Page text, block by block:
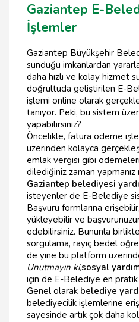
Gaziantep E-
İşlemler
Gaziantep Büyükşehir
sunduğu imkanlardan
daha hızlı ve kolay hizmet
doğrultuda geliştirilen E-
işlemi online olarak
tanıyor. Peki, bu sistem
yapabilirsiniz?
Öncelikle, fatura ödeme
üzerinden kolayca
emlak vergisi gibi
dilediğiniz zaman yapmanız
Gaziantep belediyesi
isteyenler de E-Belediye
Başvuru formlarına
yükleyebilir ve
edebilirsiniz. Bununla
sorgulama, rayiç bedel
de yine bu platform
Unutmayın ki,sosyal
için de E-Belediye en
Genel olarak belediye
belediyecilik işlemlerine
sayesinde artık çok daha